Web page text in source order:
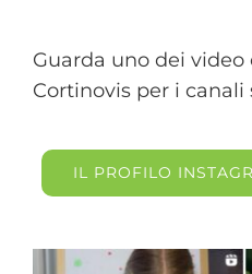
Guarda uno dei
Cortinovis per i
IL PROFILO